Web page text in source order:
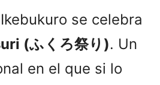
se celebra
(ふくろ祭り). Un
en el que si lo